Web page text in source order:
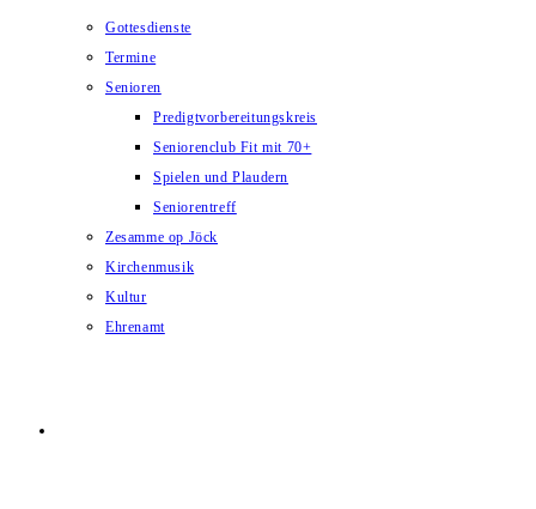
Gottesdienste
Termine
Senioren
Predigtvorbereitungskreis
Seniorenclub Fit mit 70+
Spielen und Plaudern
Seniorentreff
Zesamme op Jöck
Kirchenmusik
Kultur
Ehrenamt